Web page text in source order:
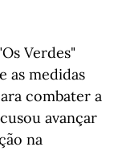
Verdes"
as medidas
combater a
avançar
na